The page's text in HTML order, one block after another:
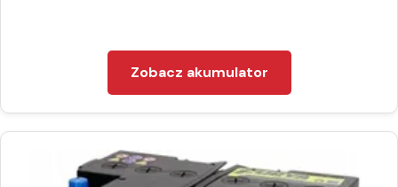
Zobacz akumulator